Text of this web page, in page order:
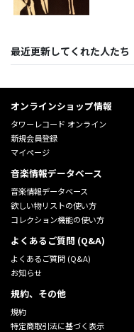
最近更新してくれた人たち
オンラインショップ情報
タワーレコード オンライン
新規会員登録
マイページ
音楽情報データベース
音楽情報データベース
欲しい物リストの使い方
コレクション機能の使い方
よくあるご質問 (Q&A)
よくあるご質問 (Q&A)
お知らせ
規約、その他
規約
特定商取引法に基づく表示